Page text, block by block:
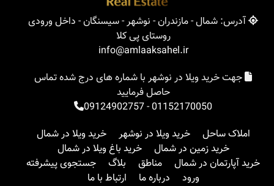
آدرس: شمال - مازندران - نوشهر - سیسنگان - داخل ورودی
روستای پی کلا
info@amlaaksahel.ir
جهت خرید ویلا در نوشهر با شماره های درج شده تماس
حاصل فرمایید
01152170050
-
09124902757
املاک ساحل
خرید ویلا در نوشهر
خرید ویلا در شمال
خرید زمین در شمال
خرید باغ ویلا در شمال
خرید آپارتمان در شمال
مناطق بلاگ
جستجوی پیشرفته
ورود
درباره ما ارتباط با ما